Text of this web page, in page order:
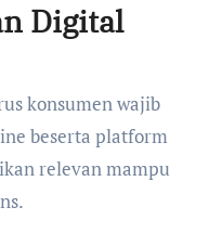
Digital
konsumen wajib
beserta platform
relevan mampu